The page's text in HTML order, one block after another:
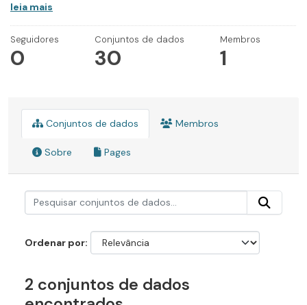
leia mais
Seguidores
0
Conjuntos de dados
30
Membros
1
Conjuntos de dados Membros
Sobre Pages
Ordenar por
2 conjuntos de dados